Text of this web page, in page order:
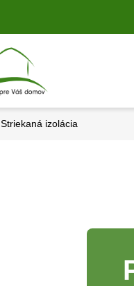
Striekaná izolácia